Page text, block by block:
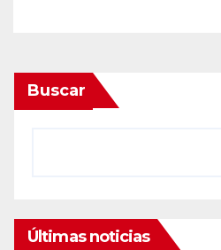
Buscar
Últimas noticias